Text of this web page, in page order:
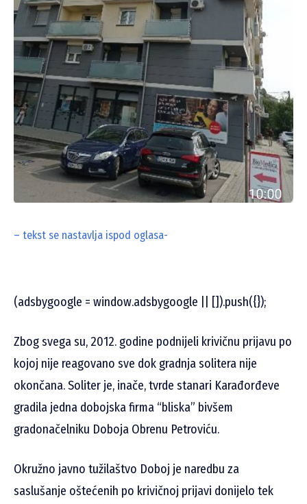
– tekst se nastavlja ispod oglasa-
(adsbygoogle = window.adsbygoogle || []).push({});
Zbog svega su, 2012. godine podnijeli krivičnu prijavu po
kojoj nije reagovano sve dok gradnja solitera nije
okončana. Soliter je, inače, tvrde stanari Karađorđeve
gradila jedna dobojska firma “bliska” bivšem
gradonačelniku Doboja Obrenu Petroviću.
Okružno javno tužilaštvo Doboj je naredbu za
saslušanje oštećenih po krivičnoj prijavi donijelo tek